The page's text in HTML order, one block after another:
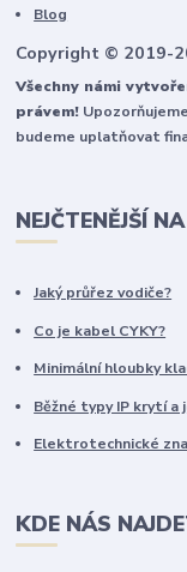
Blog
Copyright © 2019-
Všechny námi
právem!
budeme uplatňovat
NEJČTENĚJŠÍ
Jaký průřez vodiče?
Co je kabel CYKY?
Minimální hloubky
Běžné typy IP krytí a
Elektrotechnické
KDE NÁS